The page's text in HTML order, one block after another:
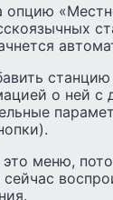
опцию
станцию
о ней с
это меню,